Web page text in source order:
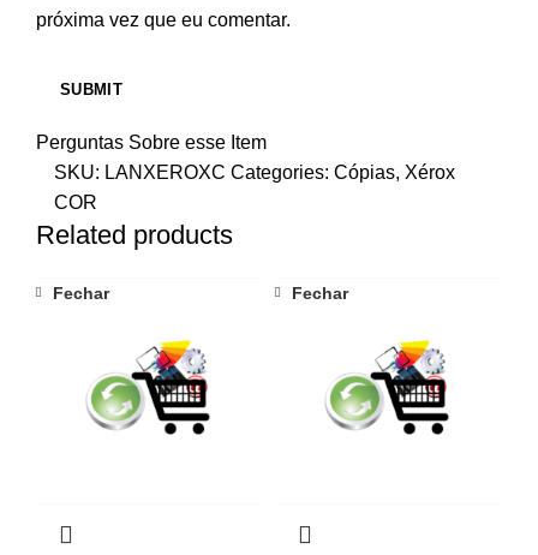
próxima vez que eu comentar.
Perguntas Sobre esse Item
SKU: LANXEROXC Categories: Cópias, Xérox
COR
Related products
Fechar Fechar